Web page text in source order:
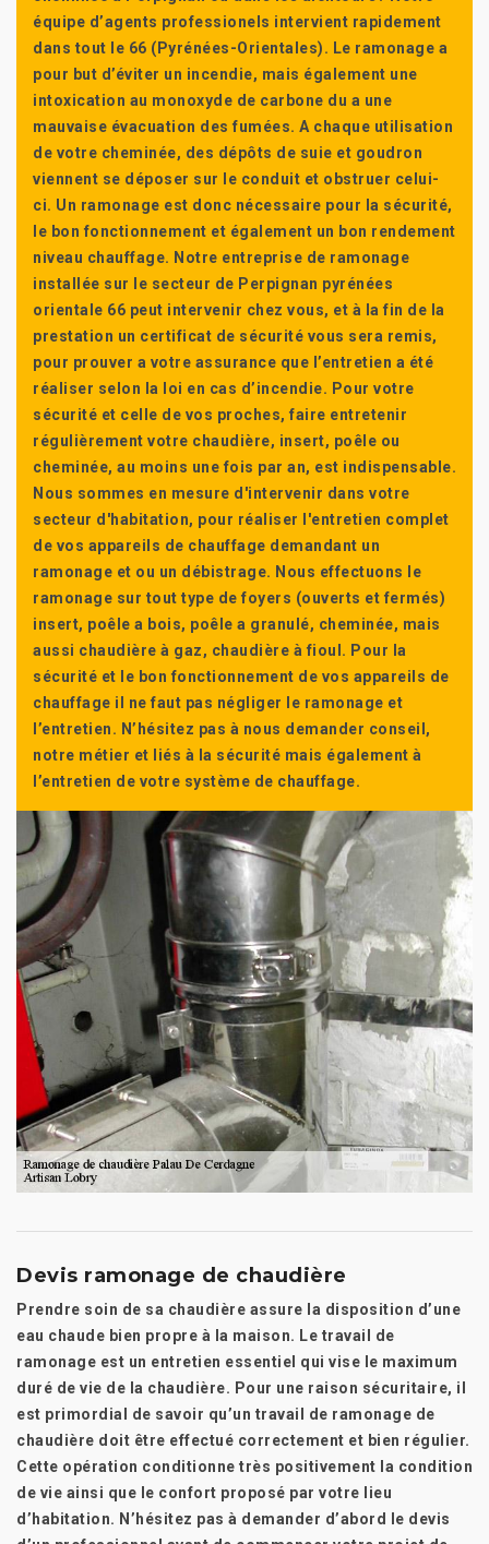
équipe d’agents professionels intervient rapidement
dans tout le 66 (Pyrénées-Orientales). Le ramonage a
pour but d’éviter un incendie, mais également une
intoxication au monoxyde de carbone du a une
mauvaise évacuation des fumées. A chaque utilisation
de votre cheminée, des dépôts de suie et goudron
viennent se déposer sur le conduit et obstruer celui-
ci. Un ramonage est donc nécessaire pour la sécurité,
le bon fonctionnement et également un bon rendement
niveau chauffage. Notre entreprise de ramonage
installée sur le secteur de Perpignan pyrénées
orientale 66 peut intervenir chez vous, et à la fin de la
prestation un certificat de sécurité vous sera remis,
pour prouver a votre assurance que l’entretien a été
réaliser selon la loi en cas d’incendie. Pour votre
sécurité et celle de vos proches, faire entretenir
régulièrement votre chaudière, insert, poêle ou
cheminée, au moins une fois par an, est indispensable.
Nous sommes en mesure d'intervenir dans votre
secteur d'habitation, pour réaliser l'entretien complet
de vos appareils de chauffage demandant un
ramonage et ou un débistrage. Nous effectuons le
ramonage sur tout type de foyers (ouverts et fermés)
insert, poêle a bois, poêle a granulé, cheminée, mais
aussi chaudière à gaz, chaudière à fioul. Pour la
sécurité et le bon fonctionnement de vos appareils de
chauffage il ne faut pas négliger le ramonage et
l’entretien. N’hésitez pas à nous demander conseil,
notre métier et liés à la sécurité mais également à
l’entretien de votre système de chauffage.
Devis ramonage de chaudière
Prendre soin de sa chaudière assure la disposition d’une
eau chaude bien propre à la maison. Le travail de
ramonage est un entretien essentiel qui vise le maximum
duré de vie de la chaudière. Pour une raison sécuritaire, il
est primordial de savoir qu’un travail de ramonage de
chaudière doit être effectué correctement et bien régulier.
Cette opération conditionne très positivement la condition
de vie ainsi que le confort proposé par votre lieu
d’habitation. N’hésitez pas à demander d’abord le devis